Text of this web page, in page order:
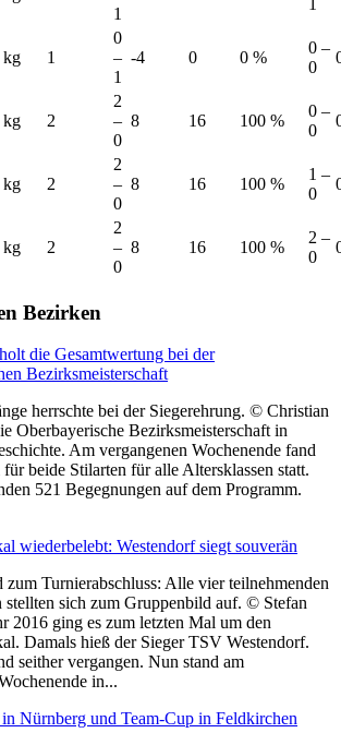
1
kg 1
0
–
1
-4 0 0 %
0 –
0
kg 2
2
–
0
8 16 100 %
0 –
0
kg 2
2
–
0
8 16 100 %
1 –
0
kg 2
2
–
0
8 16 100 %
2 –
0
Bezirken
die Gesamtwertung bei der
Bezirksmeisterschaft
herrschte bei der Siegerehrung. © Christian
Oberbayerische Bezirksmeisterschaft in
Am vergangenen Wochenende fand
für beide Stilarten für alle Altersklassen statt.
521 Begegnungen auf dem Programm.
wiederbelebt: Westendorf siegt souverän
Turnierabschluss: Alle vier teilnehmenden
stellten sich zum Gruppenbild auf. © Stefan
2016 ging es zum letzten Mal um den
Damals hieß der Sieger TSV Westendorf.
seither vergangen. Nun stand am
in...
Nürnberg und Team-Cup in Feldkirchen